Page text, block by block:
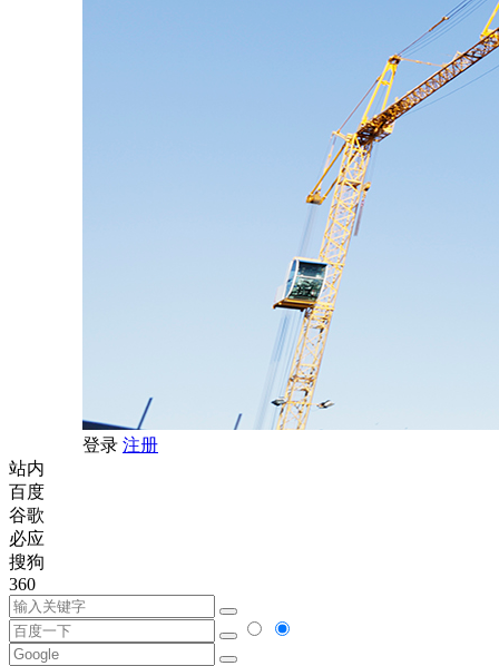
登录 注册
站内
百度
谷歌
必应
搜狗
360